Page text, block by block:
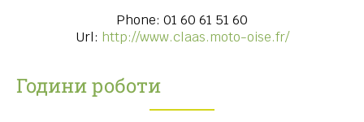
Phone: 01 60 61 51 60
Url: http://www.claas.moto-oise.fr/
Години роботи